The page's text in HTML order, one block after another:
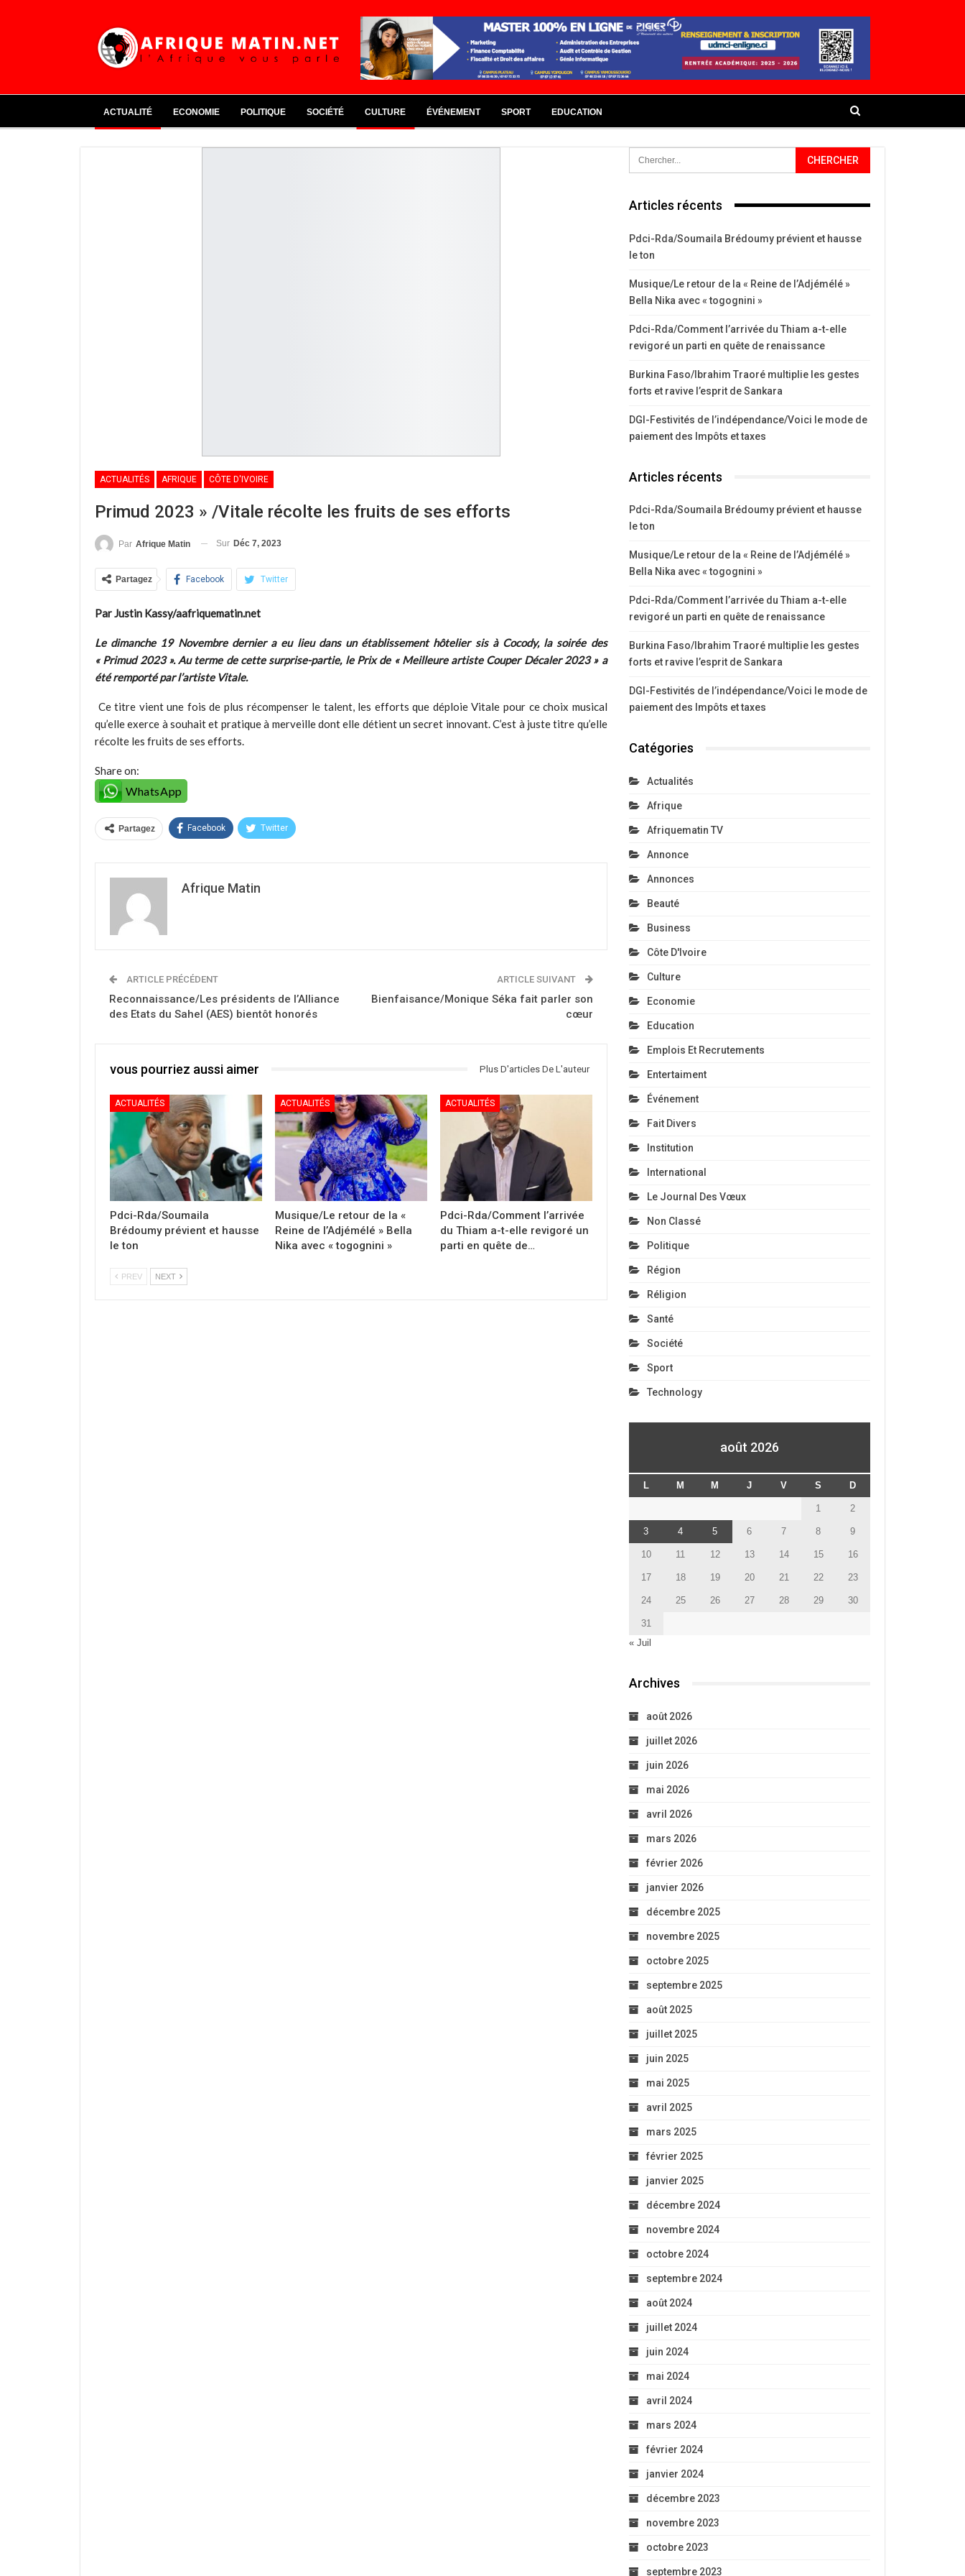
ACTUALITÉ ECONOMIE POLITIQUE SOCIÉTÉ CULTURE ÉVÉNEMENT SPORT EDUCATION
ACTUALITÉS AFRIQUE CÔTE D'IVOIRE
Primud 2023 » /Vitale récolte les fruits de ses efforts
Par Afrique Matin Sur Déc 7, 2023
Partagez Facebook Twitter
Par Justin Kassy/aafriquematin.net
Le dimanche 19 Novembre dernier a eu lieu dans un établissement hôtelier sis à Cocody, la soirée des
« Primud 2023 ». Au terme de cette surprise-partie, le Prix de « Meilleure artiste Couper Décaler 2023 » a
été remporté par l’artiste Vitale.
Ce titre vient une fois de plus récompenser le talent, les efforts que déploie Vitale pour ce choix musical
qu’elle exerce à souhait et pratique à merveille dont elle détient un secret innovant. C’est à juste titre qu’elle
récolte les fruits de ses efforts.
Share on:
WhatsApp
Partagez Facebook Twitter
Afrique Matin
ARTICLE PRÉCÉDENT
Reconnaissance/Les présidents de l’Alliance
des Etats du Sahel (AES) bientôt honorés
ARTICLE SUIVANT
Bienfaisance/Monique Séka fait parler son
cœur
vous pourriez aussi aimer Plus D'articles De L'auteur
ACTUALITÉS
Pdci-Rda/Soumaila
Brédoumy prévient et hausse
le ton
ACTUALITÉS
Musique/Le retour de la «
Reine de l’Adjémélé » Bella
Nika avec « togognini »
ACTUALITÉS
Pdci-Rda/Comment l’arrivée
du Thiam a-t-elle revigoré un
parti en quête de…
PREV NEXT
Articles récents
Pdci-Rda/Soumaila Brédoumy prévient et hausse
le ton
Musique/Le retour de la « Reine de l’Adjémélé »
Bella Nika avec « togognini »
Pdci-Rda/Comment l’arrivée du Thiam a-t-elle
revigoré un parti en quête de renaissance
Burkina Faso/Ibrahim Traoré multiplie les gestes
forts et ravive l’esprit de Sankara
DGI-Festivités de l’indépendance/Voici le mode de
paiement des Impôts et taxes
Articles récents
Pdci-Rda/Soumaila Brédoumy prévient et hausse
le ton
Musique/Le retour de la « Reine de l’Adjémélé »
Bella Nika avec « togognini »
Pdci-Rda/Comment l’arrivée du Thiam a-t-elle
revigoré un parti en quête de renaissance
Burkina Faso/Ibrahim Traoré multiplie les gestes
forts et ravive l’esprit de Sankara
DGI-Festivités de l’indépendance/Voici le mode de
paiement des Impôts et taxes
Catégories
Actualités
Afrique
Afriquematin TV
Annonce
Annonces
Beauté
Business
Côte D'Ivoire
Culture
Economie
Education
Emplois Et Recrutements
Entertaiment
Événement
Fait Divers
Institution
International
Le Journal Des Vœux
Non Classé
Politique
Région
Réligion
Santé
Société
Sport
Technology
août 2026
L M M J V S D
1 2
3 4 5 6 7 8 9
10 11 12 13 14 15 16
17 18 19 20 21 22 23
24 25 26 27 28 29 30
31
« Juil
Archives
août 2026
juillet 2026
juin 2026
mai 2026
avril 2026
mars 2026
février 2026
janvier 2026
décembre 2025
novembre 2025
octobre 2025
septembre 2025
août 2025
juillet 2025
juin 2025
mai 2025
avril 2025
mars 2025
février 2025
janvier 2025
décembre 2024
novembre 2024
octobre 2024
septembre 2024
août 2024
juillet 2024
juin 2024
mai 2024
avril 2024
mars 2024
février 2024
janvier 2024
décembre 2023
novembre 2023
octobre 2023
septembre 2023